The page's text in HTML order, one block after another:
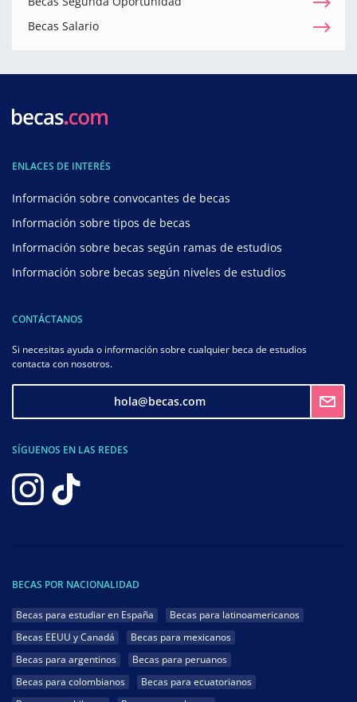
Becas Salario
ENLACES DE INTERÉS
Información sobre convocantes de becas
Información sobre tipos de becas
Información sobre becas según ramas de estudios
Información sobre becas según niveles de estudios
CONTÁCTANOS
Si necesitas ayuda o información sobre cualquier beca de estudios
contacta con nosotros.
hola@becas.com
SÍGUENOS EN LAS REDES
BECAS POR NACIONALIDAD
Becas para estudiar en España
Becas para latinoamericanos
Becas EEUU y Canadá
Becas para mexicanos
Becas para argentinos
Becas para peruanos
Becas para colombianos
Becas para ecuatorianos